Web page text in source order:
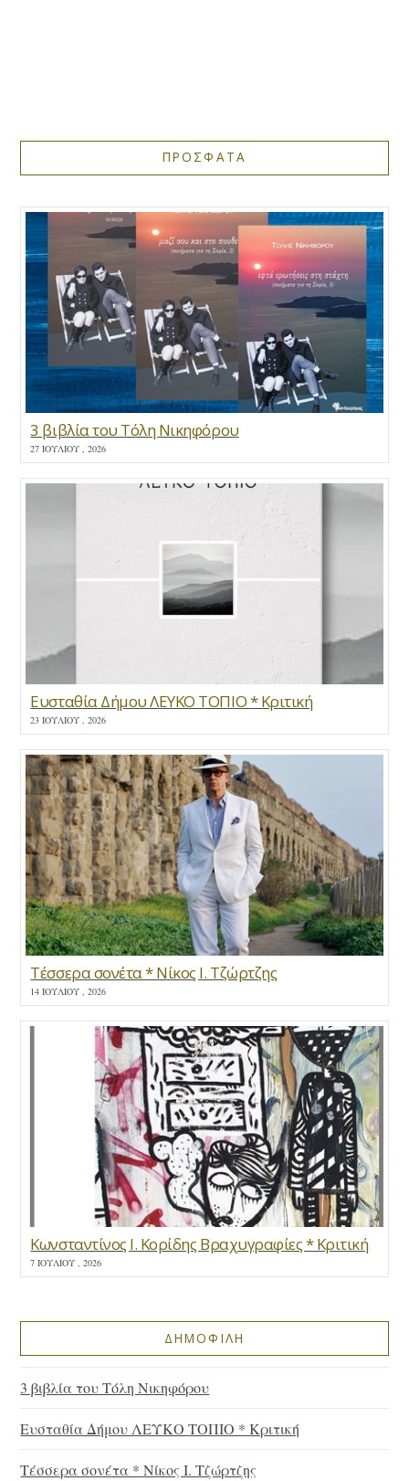
ΠΡΟΣΦΑΤΑ
3 βιβλία του Τόλη Νικηφόρου
27 ΙΟΥΛΊΟΥ , 2026
Ευσταθία Δήμου ΛΕΥΚΟ ΤΟΠΙΟ * Κριτική
23 ΙΟΥΛΊΟΥ , 2026
Τέσσερα σονέτα * Νίκος Ι. Τζώρτζης
14 ΙΟΥΛΊΟΥ , 2026
Κωνσταντίνος Ι. Κορίδης Βραχυγραφίες * Κριτική
7 ΙΟΥΛΊΟΥ , 2026
ΔΗΜΟΦΙΛΗ
3 βιβλία του Τόλη Νικηφόρου
Ευσταθία Δήμου ΛΕΥΚΟ ΤΟΠΙΟ * Κριτική
Τέσσερα σονέτα * Νίκος Ι. Τζώρτζης